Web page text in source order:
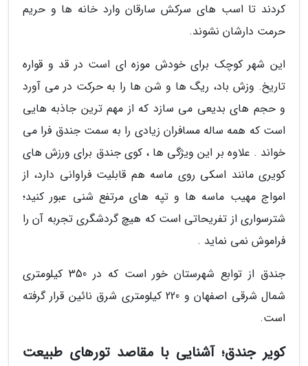
کردند تا اسب های سرکش سارقان وارد خانه ها و حریم
حرمت دارشان نشوند.
این شهر کوچک برای خودش موزه ای است در قد و قواره
تاریخ. وزش باد، ریگ ها و شن ها را به حرکت در می آورد
و حجم های بدیعی می سازد که از مهم ترین جاذبه هایی
است که همه ساله مسافران زیادی را به سمت جندق فرا می
خواند . علاوه بر این ویژگی ها ، کوی جندق برای ورزش های
کویری مانند اسکی روی ماسه هم قابلیت فراوانی دارد، از
امواج مهیب ماسه ها و تپه های مرتفع شنی عبور کنید؛
شترسواری از تفریحاتی است که هیچ گردشگری تجربه آن را
فراموش نمی نماید .
جندق از توابع شهرستان خور است که در 350 کیلومتری
شمال شرقی اصفهان و 220 کیلومتری شرق نائین قرار گرفته
است.
کویر جندق؛ آشنایی با مقاصد تورهای طبیعت